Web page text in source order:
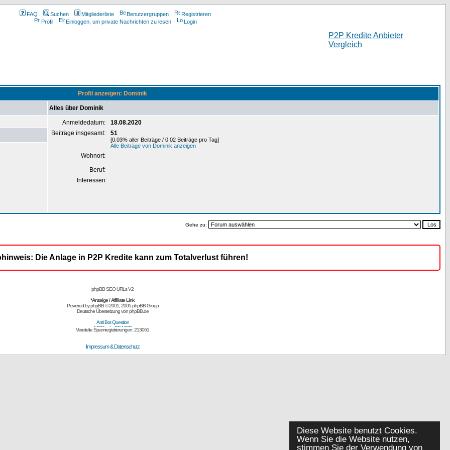
Diese Website benutzt Cookies.
Wenn Sie die Website nutzen,
stimmen Sie der Verwendung von
FAQ Suchen Mitgliederliste Benutzergruppen
Registrieren
Profil
Einloggen, um private Nachrichten zu lesen Login
P2P Kredite Anbieter
Vergleich
Profil anzeigen: Dominik
Alles über Dominik
Anmeldedatum:
18.08.2020
Beiträge insgesamt:
51
[0.03% aller Beiträge / 0.02 Beiträge pro Tag]
Alle Beiträge von Dominik anzeigen
Wohnort:
Beruf:
Interessen:
Gehe zu:
Die Anlage in P2P Kredite kann zum Totalverlust führen!
phpBB SEO URLs V2
*Anzeige / Affiliate Link
Powered byphpBB© 2001, 2005 phpBB Group
Deutsche Übersetzung vonphpBB.de
Vereitelte Spamregistrierungen: 213061
Impressum & Datenschutz